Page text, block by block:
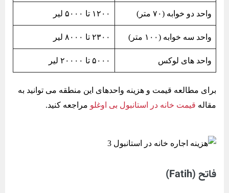
واحد دو خوابه (۷۰ متر) ۱۲۰۰ تا ۵۰۰۰ لیر
واحد سه خوابه (۱۰۰ متر) ۲۳۰۰ تا ۸۰۰۰ لیر
واحد های لوکس ۵۰۰۰ تا ۲۰۰۰۰ لیر
برای مطالعه قیمت و هزینه واحدهای این منطقه می توانید به
مقاله قیمت خانه در استانبول بی اوغلو مراجعه کنید.
فاتح (Fatih)